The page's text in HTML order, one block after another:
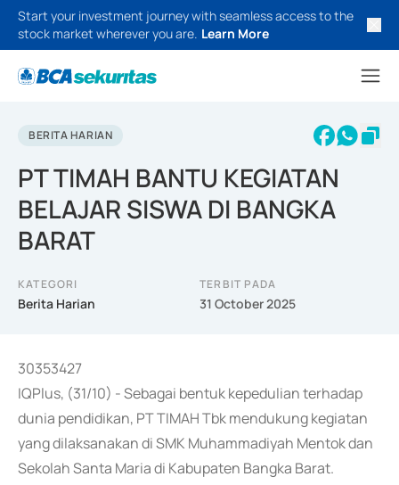
Start your investment journey with seamless access to the
stock market wherever you are. Learn More
BERITA HARIAN
PT TIMAH BANTU KEGIATAN
BELAJAR SISWA DI BANGKA
BARAT
KATEGORI
Berita Harian
TERBIT PADA
31 October 2025
30353427
IQPlus, (31/10) - Sebagai bentuk kepedulian terhadap
dunia pendidikan, PT TIMAH Tbk mendukung kegiatan
yang dilaksanakan di SMK Muhammadiyah Mentok dan
Sekolah Santa Maria di Kabupaten Bangka Barat.